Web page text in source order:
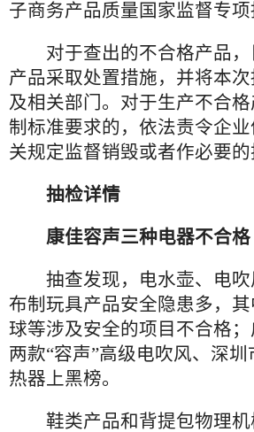
子商务产品质量国家监督专
对于查出的不合格产品，
产品采取处置措施，并将本
及相关部门。对于生产不合
制标准要求的，依法责令企
关规定监督销毁或者作必要的
抽检详情
康佳容声三种电器不合格
抽查发现，电水壶、电吹
布制玩具产品安全隐患多，
球等涉及安全的项目不合格
两款“容声”高级电吹风、深
热器上黑榜。
鞋类产品和背提包物理机